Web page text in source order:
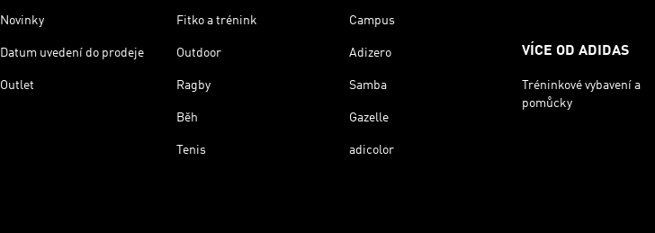
Novinky
Datum uvedení do prodeje
Outlet
Fitko a trénink
Outdoor
Ragby
Běh
Tenis
Campus
Adizero
Samba
Gazelle
adicolor
VÍCE OD ADIDAS
Tréninkové vybavení a
pomůcky